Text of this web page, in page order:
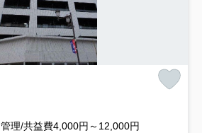
管理/共益費4,000円～12,000円